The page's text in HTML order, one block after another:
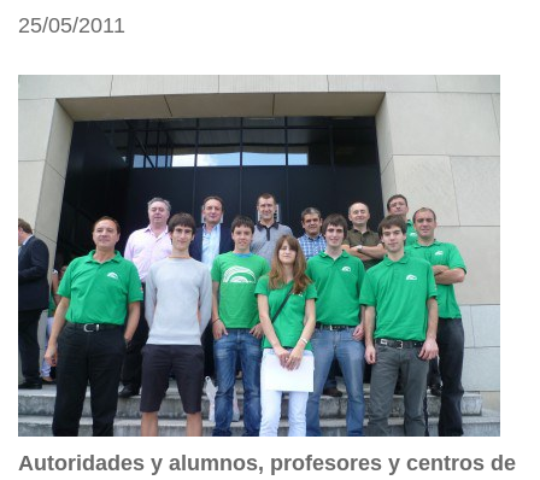
25/05/2011
Autoridades y alumnos, profesores y centros de